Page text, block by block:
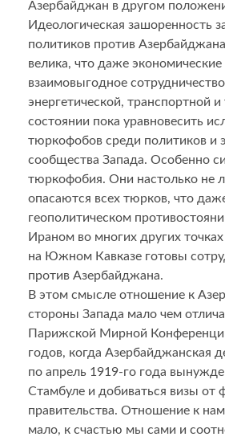
Азербайджан в другом
Идеологическая зашоренность
политиков против
велика, что даже экономические
взаимовыгодное
энергетической, транспортной и
состоянии пока уравновесить
тюркофобов среди политиков и
сообщества Запада. Особенно
тюркофобия. Они настолько не
опасаются всех тюрков, что
геополитическом
Ираном во многих других
на Южном Кавказе готовы
против Азербайджана.
В этом смысле отношение к
стороны Запада мало чем
Парижской Мирной
годов, когда Азербайджанская
по апрель 1919-го года
Стамбуле и добиваться визы от
правительства. Отношение к
мало, к счастью мы сами и